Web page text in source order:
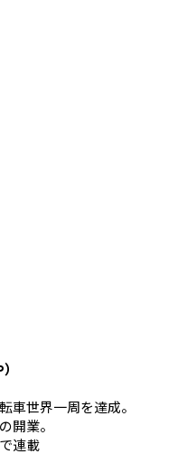
車世界一周を達成。
開業。
連載